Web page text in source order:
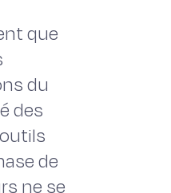
que
du
des
de
ne se